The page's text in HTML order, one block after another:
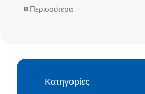
Περισσότερα
Κατηγορίες